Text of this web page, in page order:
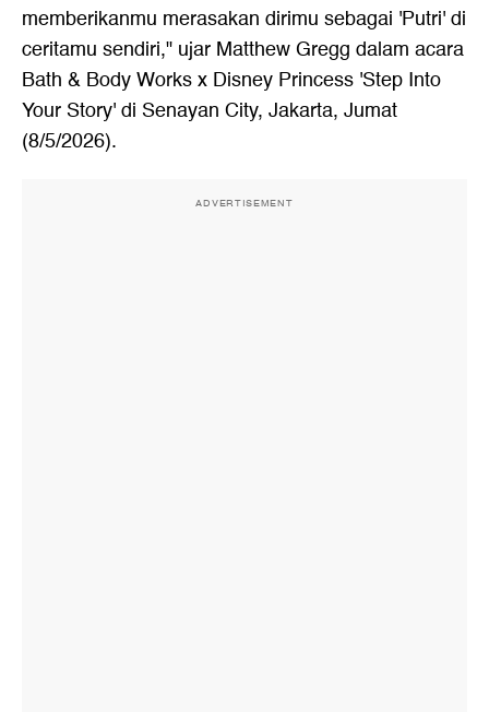
memberikanmu merasakan dirimu sebagai 'Putri' di
ceritamu sendiri," ujar Matthew Gregg dalam acara
Bath & Body Works x Disney Princess 'Step Into
Your Story' di Senayan City, Jakarta, Jumat
(8/5/2026).
ADVERTISEMENT